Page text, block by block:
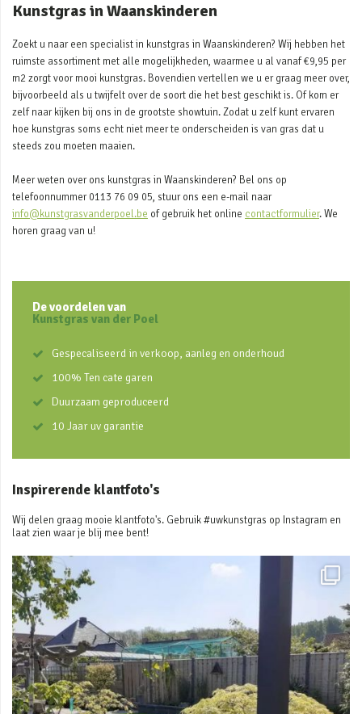
Kunstgras in Waanskinderen
Zoekt u naar een specialist in kunstgras in Waanskinderen? Wij hebben het
ruimste assortiment met alle mogelijkheden, waarmee u al vanaf €9,95 per
m2 zorgt voor mooi kunstgras. Bovendien vertellen we u er graag meer over,
bijvoorbeeld als u twijfelt over de soort die het best geschikt is. Of kom er
zelf naar kijken bij ons in de grootste showtuin. Zodat u zelf kunt ervaren
hoe kunstgras soms echt niet meer te onderscheiden is van gras dat u
steeds zou moeten maaien.
Meer weten over ons kunstgras in Waanskinderen? Bel ons op
telefoonnummer 0113 76 09 05, stuur ons een e-mail naar
info@kunstgrasvanderpoel.be of gebruik het online contactformulier. We
horen graag van u!
De voordelen van
Kunstgras van der Poel
Gespecaliseerd in verkoop, aanleg en onderhoud
100% Ten cate garen
Duurzaam geproduceerd
10 Jaar uv garantie
Inspirerende klantfoto's
Wij delen graag mooie klantfoto's. Gebruik #uwkunstgras op Instagram en
laat zien waar je blij mee bent!